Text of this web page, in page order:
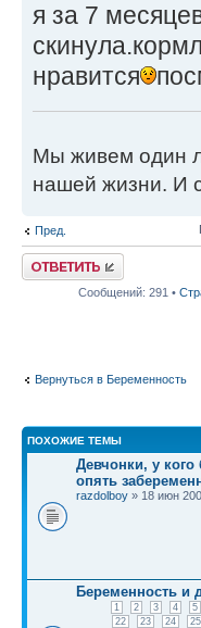
я за 7
нравится
Мы живем один
нашей жизни. И
Пред.
Ответить
Сообщений: 291 •
Вернуться в Беременность
ПОХОЖИЕ ТЕМЫ
Девчонки, у
опять
razdolboy » 18 июн
Беременность и
1 2 3 4 5
22
23 24 25